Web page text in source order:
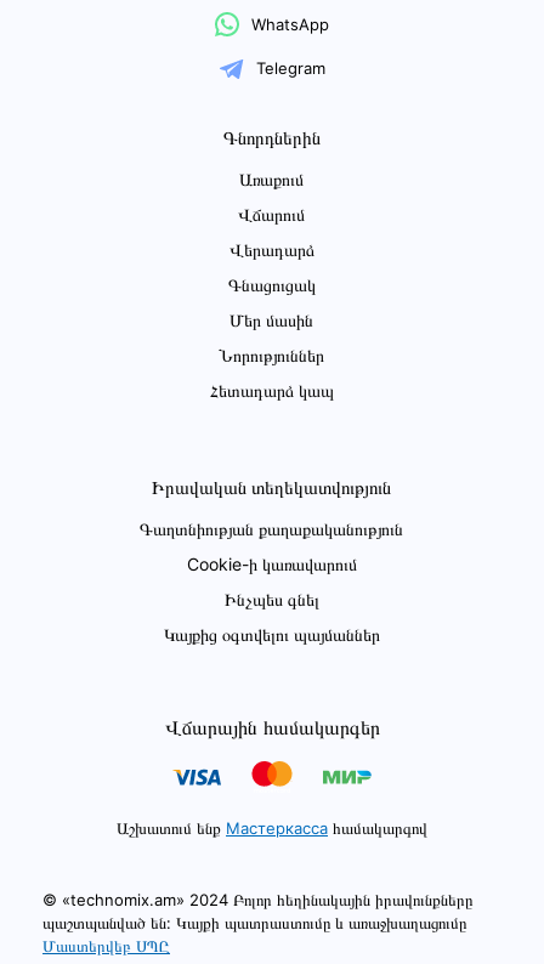
WhatsApp
Telegram
Գնորդներին
Առաքում
Վճարում
Վերադարձ
Գնացուցակ
Մեր մասին
Նորություններ
Հետադարձ կապ
Իրավական տեղեկատվություն
Գաղտնիության քաղաքականություն
Cookie-ի կառավարում
Ինչպես գնել
Կայքից օգտվելու պայմաններ
Վճարային համակարգեր
Աշխատում ենք Мастеркасса համակարգով
© «technomix.am» 2024 Բոլոր հեղինակային իրավունքները
պաշտպանված են: Կայքի պատրաստումը և առաջխաղացումը
Մաստերվեբ ՍՊԸ